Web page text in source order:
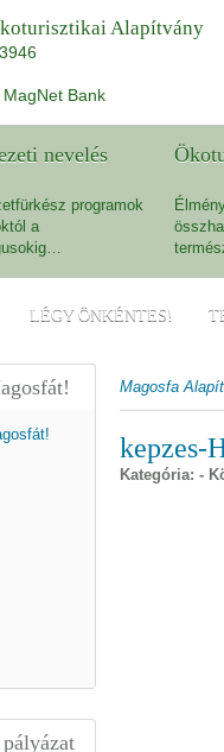
Alapítvány
Bank
nevelés
programok
a
LÉGY ÖNKÉNTES!
Magosfa
kepzes-
Kategória: -